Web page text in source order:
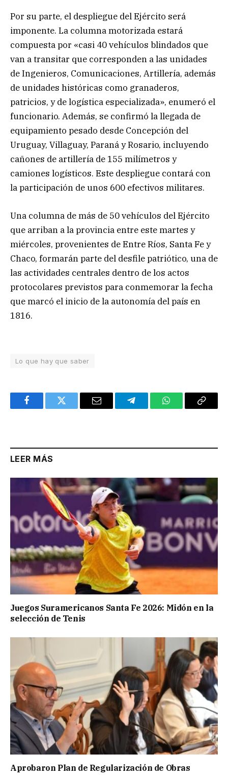
Por su parte, el despliegue del Ejército será
imponente. La columna motorizada estará
compuesta por «casi 40 vehículos blindados que
van a transitar que corresponden a las unidades
de Ingenieros, Comunicaciones, Artillería, además
de unidades históricas como granaderos,
patricios, y de logística especializada», enumeró el
funcionario. Además, se confirmó la llegada de
equipamiento pesado desde Concepción del
Uruguay, Villaguay, Paraná y Rosario, incluyendo
cañones de artillería de 155 milímetros y
camiones logísticos. Este despliegue contará con
la participación de unos 600 efectivos militares.
Una columna de más de 50 vehículos del Ejército
que arriban a la provincia entre este martes y
miércoles, provenientes de Entre Ríos, Santa Fe y
Chaco, formarán parte del desfile patriótico, una de
las actividades centrales dentro de los actos
protocolares previstos para conmemorar la fecha
que marcó el inicio de la autonomía del país en
1816.
Lo que hay que saber
FacebookTwitter Email TelegramWhatsAppCopy
LEER MÁS
Juegos Suramericanos Santa Fe 2026: Midón en la
selección de Tenis
Aprobaron Plan de Regularización de Obras